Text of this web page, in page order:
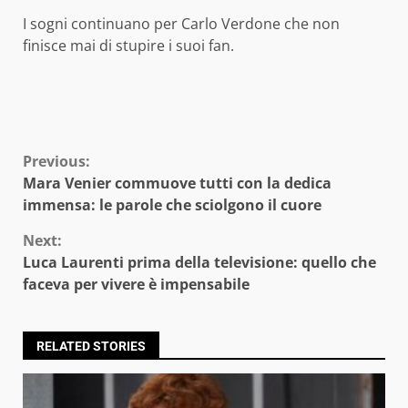
I sogni continuano per Carlo Verdone che non
finisce mai di stupire i suoi fan.
Continue
Reading
Previous:
Mara Venier commuove tutti con la dedica
immensa: le parole che sciolgono il cuore
Next:
Luca Laurenti prima della televisione: quello che
faceva per vivere è impensabile
RELATED STORIES